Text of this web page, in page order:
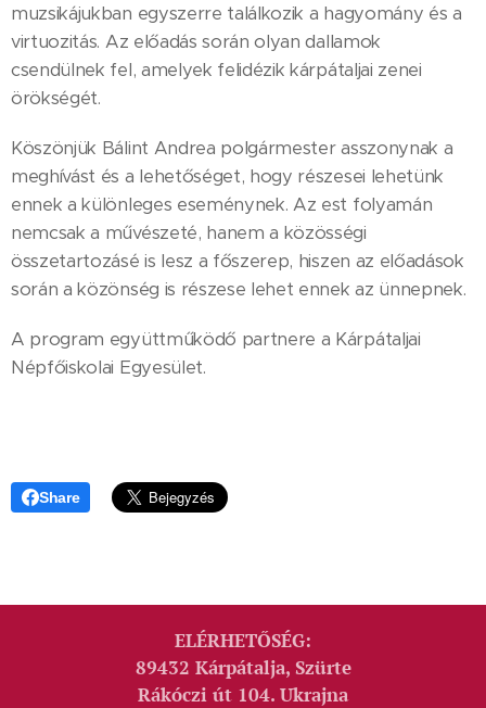
muzsikájukban egyszerre találkozik a hagyomány és a
virtuozitás. Az előadás során olyan dallamok
csendülnek fel, amelyek felidézik kárpátaljai zenei
örökségét.
Köszönjük Bálint Andrea polgármester asszonynak a
meghívást és a lehetőséget, hogy részesei lehetünk
ennek a különleges eseménynek. Az est folyamán
nemcsak a művészeté, hanem a közösségi
összetartozásé is lesz a főszerep, hiszen az előadások
során a közönség is részese lehet ennek az ünnepnek.
A program együttműködő partnere a Kárpátaljai
Népfőiskolai Egyesület.
Share
ELÉRHETŐSÉG:
89432 Kárpátalja, Szürte
Rákóczi út 104. Ukrajna